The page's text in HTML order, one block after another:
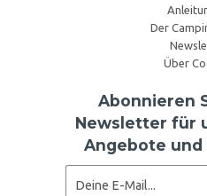
Der
Über
Abonnieren
Newsletter für
Angebote und